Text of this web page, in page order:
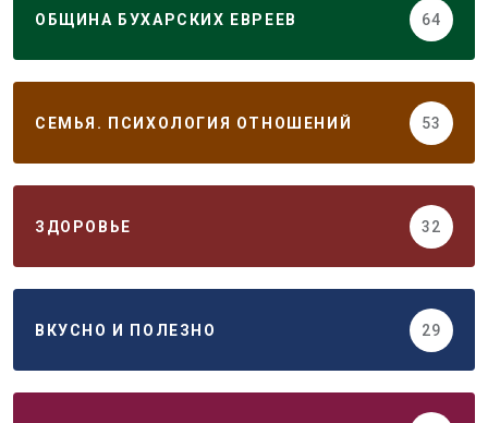
ОБЩИНА БУХАРСКИХ ЕВРЕЕВ 64
СЕМЬЯ. ПСИХОЛОГИЯ ОТНОШЕНИЙ 53
ЗДОРОВЬЕ 32
ВКУСНО И ПОЛЕЗНО 29